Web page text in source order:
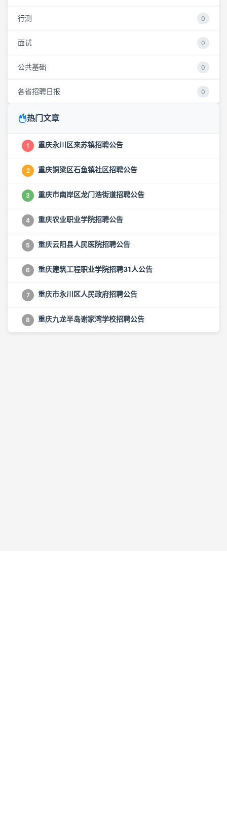
行测 0
面试 0
公共基础 0
各省招聘日报 0
热门文章
1 重庆永川区来苏镇招聘公告
2 重庆铜梁区石鱼镇社区招聘公告
3 重庆市南岸区龙门浩街道招聘公告
4 重庆农业职业学院招聘公告
5 重庆云阳县人民医院招聘公告
6 重庆建筑工程职业学院招聘31人公告
7 重庆市永川区人民政府招聘公告
8 重庆九龙半岛谢家湾学校招聘公告